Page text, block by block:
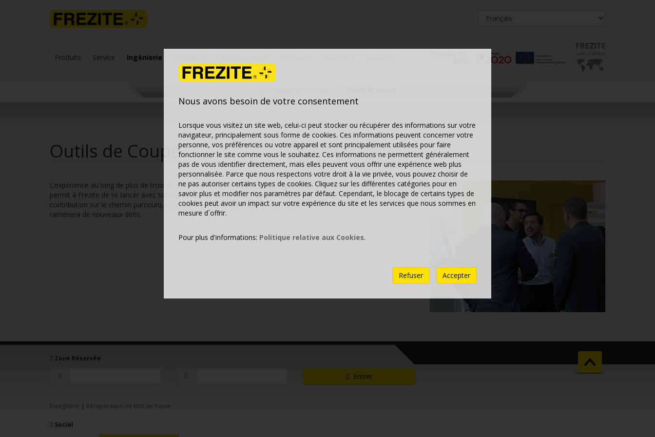
Produits Service Ingénierie
Outils de Coupe
L’expérience au long de plus de trois décennies et les normes d’extrême rigueur, on
permit à Frezite de se lancer avec succès sur ce domaine. La certitude de notre
contribution sur le chemin parcouru, nous donne la conviction que le futur nous
ramènera de nouveaux défis.
Zone Réservée
Entrer
Enregistrer | Récupération de Mot de Passe
Social
Nous avons besoin de votre consentement
Lorsque vous visitez un site web, celui-ci peut stocker ou récupérer des informations sur votre
navigateur, principalement sous forme de cookies. Ces informations peuvent concerner votre
personne, vos préférences ou votre appareil et sont principalement utilisées pour faire
fonctionner le site comme vous le souhaitez. Ces informations ne permettent généralement
pas de vous identifier directement, mais elles peuvent vous offrir une expérience web plus
personnalisée. Parce que nous respectons votre droit à la vie privée, vous pouvez choisir de
ne pas autoriser certains types de cookies. Cliquez sur les différentes catégories pour en
savoir plus et modifier nos paramètres par défaut. Cependant, le blocage de certains types de
cookies peut avoir un impact sur votre expérience du site et les services que nous sommes en
mesure d´offrir.
Pour plus d'informations: Politique relative aux Cookies.
Refuser Accepter